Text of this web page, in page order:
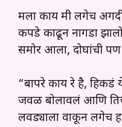
मला काय मी लगेच
कपडे काढून नागडा
समोर आला, दोघांची
“बापरे काय रे है, हिकडं
जवळ बोलावलं आणि
लवड्याला वाकून लगेच